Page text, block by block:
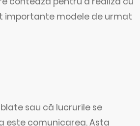
importante modele de urmat
sau că lucrurile se
este comunicarea. Asta